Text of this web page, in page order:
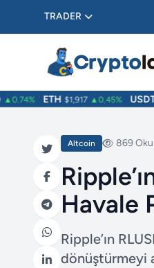
TRADER
ETH $1,917 ▲0.45% USDT
Altcoin 869
Havale
Ripple’ın
dönüştürmeyi